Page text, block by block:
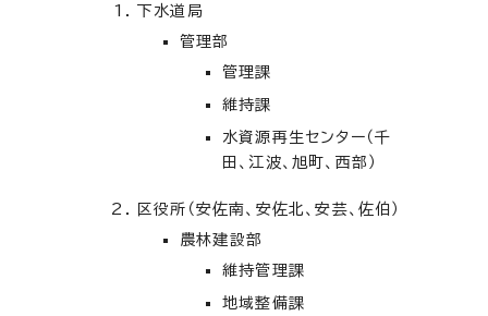
下水道局
管理部
管理課
維持課
水資源再生センター（千
田、江波、旭町、西部）
区役所（安佐南、安佐北、安芸、佐伯）
農林建設部
維持管理課
地域整備課